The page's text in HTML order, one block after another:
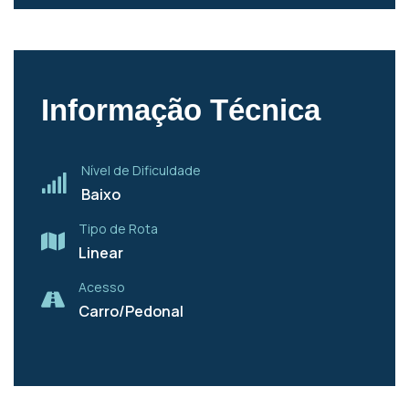
Informação Técnica
Nível de Dificuldade
Baixo
Tipo de Rota
Linear
Acesso
Carro/Pedonal